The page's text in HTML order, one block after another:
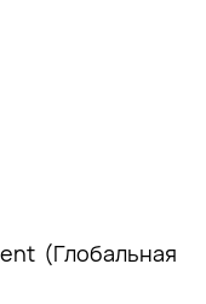
(Глобальная